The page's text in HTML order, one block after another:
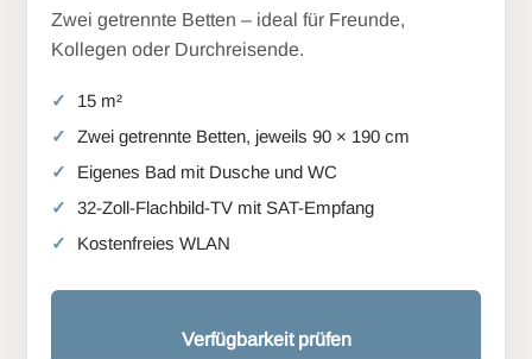
Zwei getrennte Betten – ideal für Freunde,
Kollegen oder Durchreisende.
15 m²
Zwei getrennte Betten, jeweils 90 × 190 cm
Eigenes Bad mit Dusche und WC
32-Zoll-Flachbild-TV mit SAT-Empfang
Kostenfreies WLAN
Verfügbarkeit prüfen